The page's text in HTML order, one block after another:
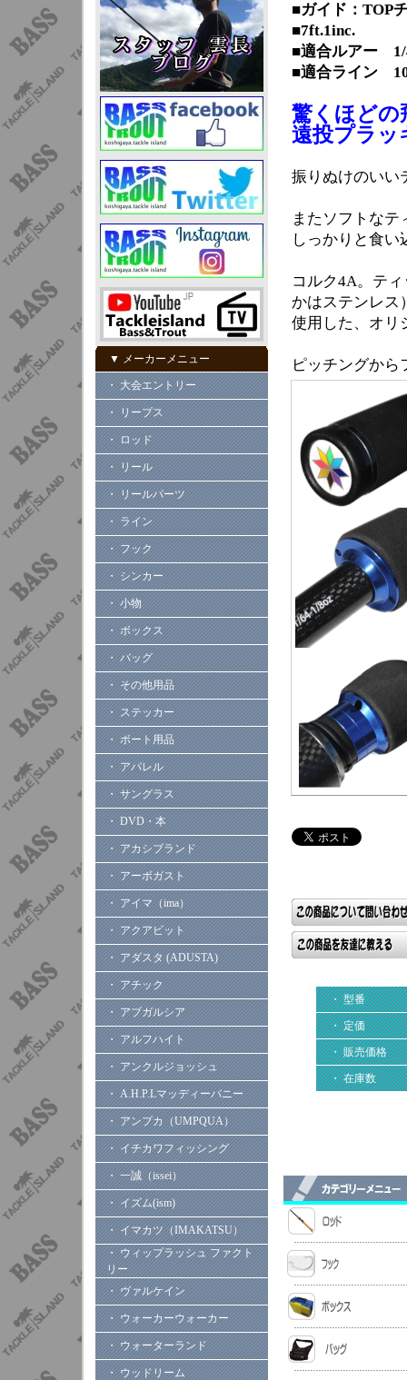
▼ メーカーメニュー
・ 大会エントリー
・ リープス
・ ロッド
・ リール
・ リールパーツ
・ ライン
・ フック
・ シンカー
・ 小物
・ ボックス
・ バッグ
・ その他用品
・ ステッカー
・ ボート用品
・ アパレル
・ サングラス
・ DVD・本
・ アカシブランド
・ アーボガスト
・ アイマ（ima）
・ アクアビット
・ アダスタ (ADUSTA)
・ アチック
・ アブガルシア
・ アルフハイト
・ アンクルジョッシュ
・ A.H.P.Lマッディーバニー
・ アンプカ（UMPQUA）
・ イチカワフィッシング
・ 一誠（issei）
・ イズム(ism)
・ イマカツ（IMAKATSU）
・ ウィップラッシュ ファクト
リー
・ ヴァルケイン
・ ウォーカーウォーカー
・ ウォーターランド
・ ウッドリーム
■ガイド：TOP
■7ft.1inc.
■適合ルアー 1/
■適合ライン
驚くほどの
遠投プラッ
振りぬけのいい
またソフトなテ
しっかりと食い
コルク4A。テ
かはステンレス
使用した、オリ
ピッチングか
・ 型番
・ 定価
・ 販売価格
・ 在庫数